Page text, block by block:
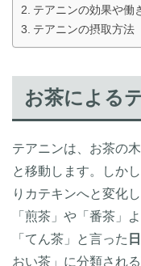
テアニンの効果や働
テアニンの摂取方法
お茶による
テアニンは、お茶の
と移動します。しか
りカテキンへと変化
「煎茶」や「番茶」
「てん茶」と言った
おい茶」に分類され